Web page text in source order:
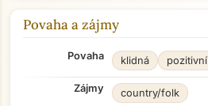
Povaha a zájmy
Povaha klidná pozitivní
Zájmy country/folk